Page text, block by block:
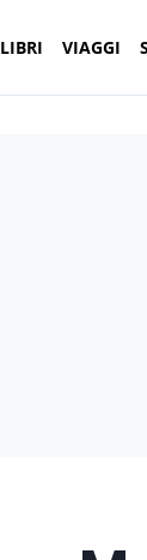
LIBRI VIAGGI